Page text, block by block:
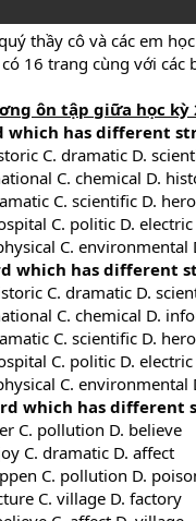
thầy cô và các em
16 trang cùng với
ôn tập giữa học kỳ
which has different
C. dramatic D.
C. chemical D.
C. scientific D.
C. politic D. electric
C. environmental
which has different
C. dramatic D.
C. chemical D.
C. scientific D.
C. politic D. electric
C. environmental
which has different
C. pollution D. believe
C. dramatic D. affect
C. pollution D.
C. village D. factory